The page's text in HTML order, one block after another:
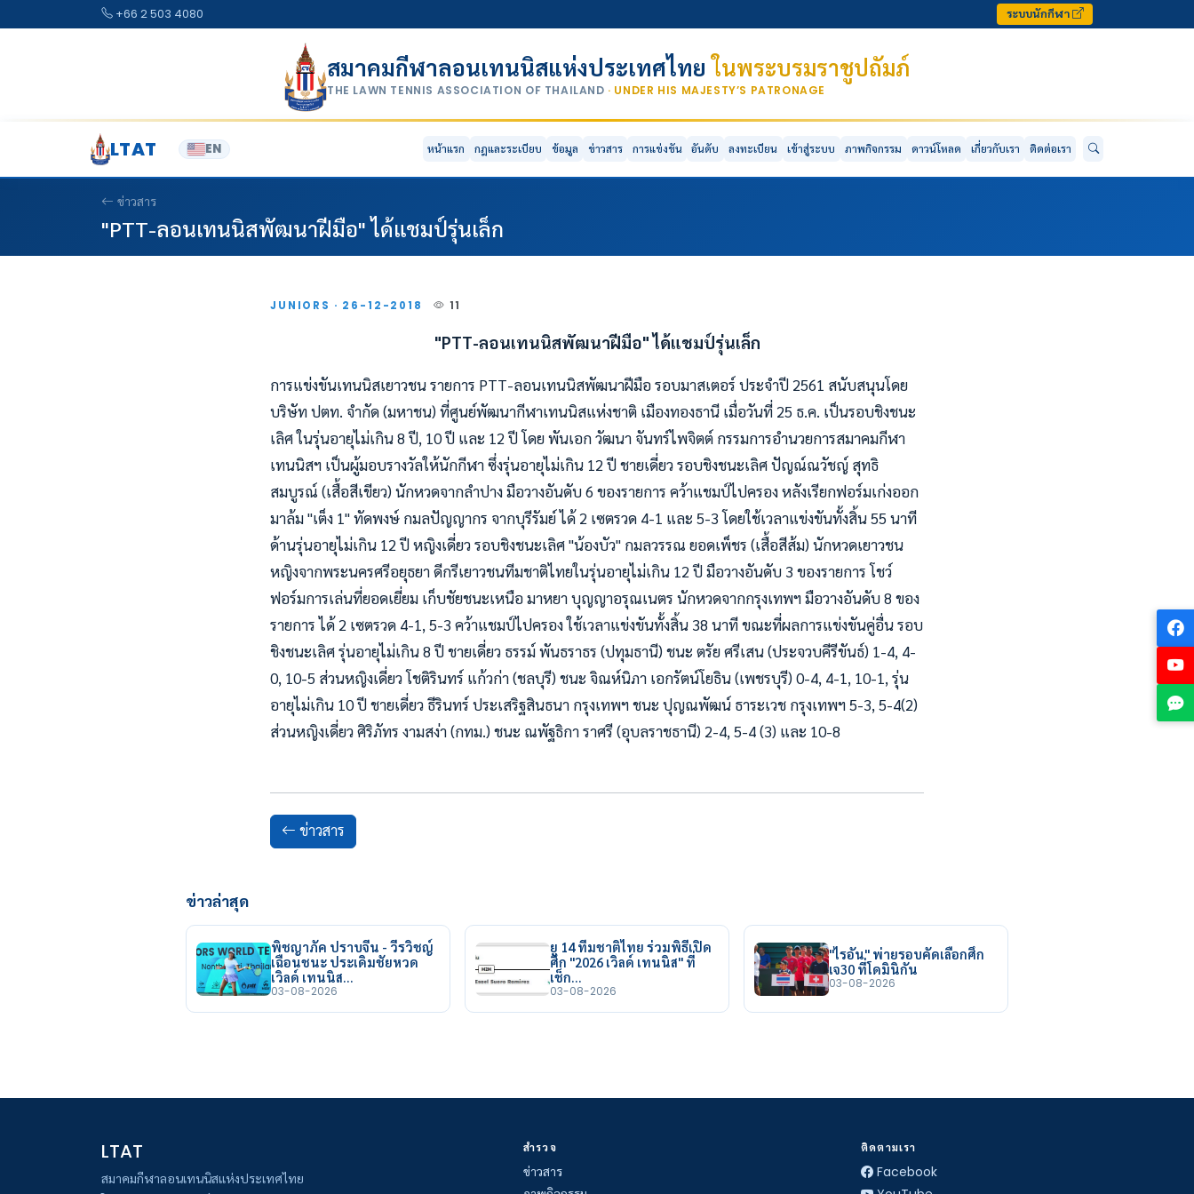
+66 2 503 4080 ระบบนักกีฬา
สมาคมกีฬาลอนเทนนิสแห่งประเทศไทยในพระบรมราชูปถัมภ์
THE LAWN TENNIS ASSOCIATION OF THAILAND · UNDER HIS MAJESTY’S PATRONAGE
LTAT EN หน้าแรก กฎและระเบียบ ข้อมูล ข่าวสาร การแข่งขัน อันดับ ลงทะเบียน เข้าสู่ระบบ ภาพกิจกรรม ดาวน์โหลด เกี่ยวกับเรา ติดต่อเรา
ข่าวสาร
"PTT-ลอนเทนนิสพัฒนาฝีมือ" ได้แชมป์รุ่นเล็ก
JUNIORS · 26-12-2018 11
"PTT-ลอนเทนนิสพัฒนาฝีมือ"ได้แชมป์รุ่นเล็ก
การแข่งขันเทนนิสเยาวชน รายการ PTT-ลอนเทนนิสพัฒนาฝีมือ รอบมาสเตอร์ ประจำปี 2561 สนับสนุนโดย
บริษัท ปตท. จำกัด (มหาชน) ที่ศูนย์พัฒนากีฬาเทนนิสแห่งชาติ เมืองทองธานี เมื่อวันที่ 25 ธ.ค. เป็นรอบชิงชนะ
เลิศ ในรุ่นอายุไม่เกิน 8 ปี, 10 ปี และ 12 ปี โดย พันเอก วัฒนา จันทร์ไพจิตต์ กรรมการอำนวยการสมาคมกีฬา
เทนนิสฯ เป็นผู้มอบรางวัลให้นักกีฬา ซึ่งรุ่นอายุไม่เกิน 12 ปี ชายเดี่ยว รอบชิงชนะเลิศ ปัญณ์ณวัชญ์ สุทธิ
สมบูรณ์ (เสื้อสีเขียว) นักหวดจากลำปาง มือวางอันดับ 6 ของรายการ คว้าแชมป์ไปครอง หลังเรียกฟอร์มเก่งออก
มาล้ม "เต็ง 1" ทัดพงษ์ กมลปัญญากร จากบุรีรัมย์ ได้ 2 เซตรวด 4-1 และ 5-3 โดยใช้เวลาแข่งขันทั้งสิ้น 55 นาที
ด้านรุ่นอายุไม่เกิน 12 ปี หญิงเดี่ยว รอบชิงชนะเลิศ "น้องบัว" กมลวรรณ ยอดเพ็ชร (เสื้อสีส้ม) นักหวดเยาวชน
หญิงจากพระนครศรีอยุธยา ดีกรีเยาวชนทีมชาติไทยในรุ่นอายุไม่เกิน 12 ปี มือวางอันดับ 3 ของรายการ โชว์
ฟอร์มการเล่นที่ยอดเยี่ยม เก็บชัยชนะเหนือ มาหยา บุญญาอรุณเนตร นักหวดจากกรุงเทพฯ มือวางอันดับ 8 ของ
รายการ ได้ 2 เซตรวด 4-1, 5-3 คว้าแชมป์ไปครอง ใช้เวลาแข่งขันทั้งสิ้น 38 นาที ขณะที่ผลการแข่งขันคู่อื่น รอบ
ชิงชนะเลิศ รุ่นอายุไม่เกิน 8 ปี ชายเดี่ยว ธรรม์ พันธราธร (ปทุมธานี) ชนะ ตรัย ศรีเสน (ประจวบคีรีขันธ์) 1-4, 4-
0, 10-5 ส่วนหญิงเดี่ยว โชติรินทร์ แก้วก่า (ชลบุรี) ชนะ จิณห์นิภา เอกรัตน์โยธิน (เพชรบุรี) 0-4, 4-1, 10-1, รุ่น
อายุไม่เกิน 10 ปี ชายเดี่ยว ธีรินทร์ ประเสริฐสินธนา กรุงเทพฯ ชนะ ปุญณพัฒน์ ธาระเวช กรุงเทพฯ 5-3, 5-4(2)
ส่วนหญิงเดี่ยว ศิริภัทร งามสง่า (กทม.) ชนะ ณพัฐธิกา ราศรี (อุบลราชธานี) 2-4, 5-4 (3) และ 10-8
ข่าวสาร
ข่าวล่าสุด
พิชญาภัค ปราบจีน - วีรวิชญ์
เฉือนชนะ ประเดิมชัยหวด
เวิลด์ เทนนิส…
03-08-2026
ยู 14 ทีมชาติไทย ร่วมพิธีเปิด
ศึก "2026 เวิลด์ เทนนิส" ที่
เช็ก…
03-08-2026
"ไรอัน" พ่ายรอบคัดเลือกศึก
เจ30 ที่โดมินิกัน
03-08-2026
LTAT
สมาคมกีฬาลอนเทนนิสแห่งประเทศไทย
สำรวจ
ข่าวสาร
ติดตามเรา
Facebook